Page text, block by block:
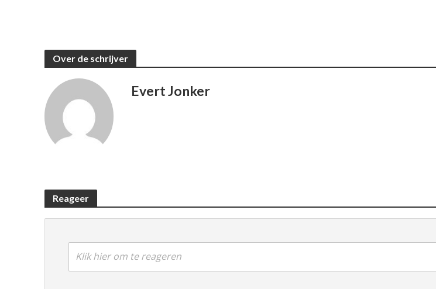
Over de schrijver
Evert Jonker
Reageer
Klik hier om te reageren